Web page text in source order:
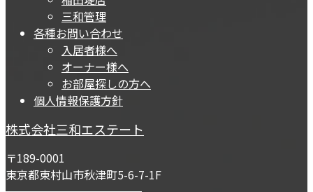
三和管理
各種お問い合わせ
入居者様へ
オーナー様へ
お部屋探しの方へ
個人情報保護方針
株式会社三和エステート
〒189-0001
東京都東村山市秋津町5-6-7-1F